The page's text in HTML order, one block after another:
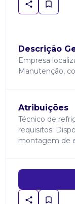
Descrição
Empresa
Manutenção,
Atribuições
Técnico de
requisitos:
montagem de